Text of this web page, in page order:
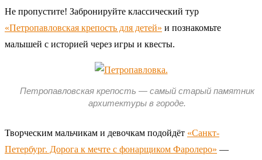
Не пропустите! Забронируйте классический тур
«Петропавловская крепость для детей» и познакомьте
малышей с историей через игры и квесты.
Петропавловская крепость — самый старый памятник
архитектуры в городе.
Творческим мальчикам и девочкам подойдёт «Санкт-
Петербург. Дорога к мечте с фонарщиком Фаролеро» —